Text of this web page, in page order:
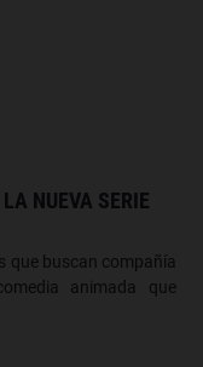
NUEVA SERIE
que buscan compañía
animada que